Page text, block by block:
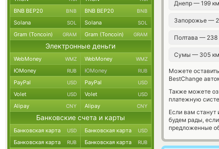
Днепр — 199
Запорожье —
Полтава —
Сумы — 305
Можете
BestChange
Также можете
платежную
Если вам
будем рады,
предложенные
BNB BEP20 BNB BNB BEP20 BNB
Solana SOL Solana SOL
Gram (Toncoin) GRAM Gram (Toncoin) GRAM
Электронные деньги
WebMoney WMZ WebMoney WMZ
ЮMoney RUB ЮMoney RUB
PayPal USD PayPal USD
Volet USD Volet USD
Alipay CNY Alipay CNY
Банковские счета и карты
Банковская карта USD Банковская карта USD
Банковская карта RUB Банковская карта RUB